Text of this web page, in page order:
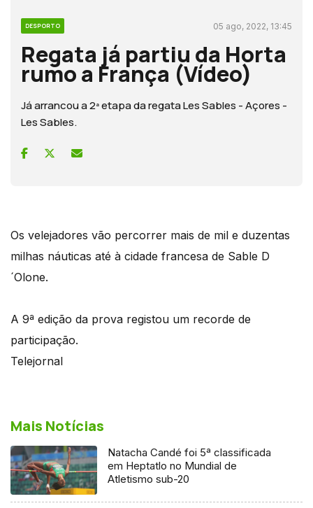
DESPORTO 05 ago, 2022, 13:45
Regata já partiu da Horta
rumo a França (Vídeo)
Já arrancou a 2ª etapa da regata Les Sables - Açores -
Les Sables.
Os velejadores vão percorrer mais de mil e duzentas
milhas náuticas até à cidade francesa de Sable D
´Olone.
A 9ª edição da prova registou um recorde de
participação.
Telejornal
Mais Notícias
Natacha Candé foi 5ª classificada
em Heptatlo no Mundial de
Atletismo sub-20